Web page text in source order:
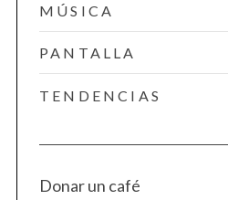
MÚSICA
PANTALLA
TENDENCIAS
Donar un café